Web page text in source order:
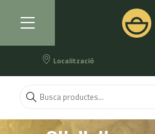
Localització